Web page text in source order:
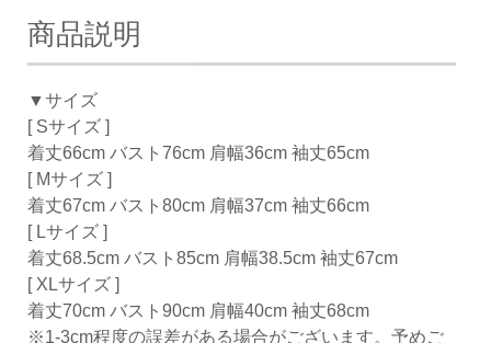
商品説明
▼サイズ
[ Sサイズ ]
着丈66cm バスト76cm 肩幅36cm 袖丈65cm
[ Mサイズ ]
着丈67cm バスト80cm 肩幅37cm 袖丈66cm
[ Lサイズ ]
着丈68.5cm バスト85cm 肩幅38.5cm 袖丈67cm
[ XLサイズ ]
着丈70cm バスト90cm 肩幅40cm 袖丈68cm
※1-3cm程度の誤差がある場合がございます。予めご